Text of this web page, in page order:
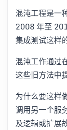
混沌工程是一
2008 年至
集成测试这样
混沌工作通过
这些旧方法中
为什么要这样
调用另一个服
及逻辑或扩展